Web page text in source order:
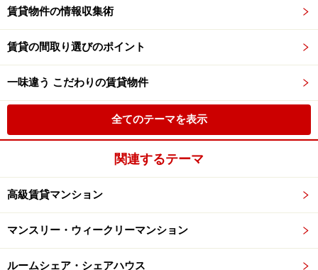
賃貸物件の情報収集術
賃貸の間取り選びのポイント
一味違う こだわりの賃貸物件
全てのテーマを表示
関連するテーマ
高級賃貸マンション
マンスリー・ウィークリーマンション
ルームシェア・シェアハウス